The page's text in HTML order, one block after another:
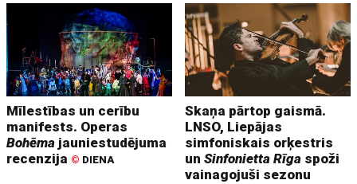
Mīlestības un cerību
manifests. Operas
Bohēma jauniestudējuma
recenzija © DIENA
Skaņa pārtop gaismā.
LNSO, Liepājas
simfoniskais orķestris
unSinfonietta Rīga spoži
vainagojuši sezonu